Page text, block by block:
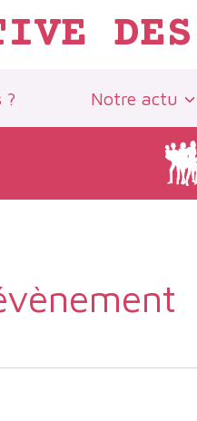
? Notre actu